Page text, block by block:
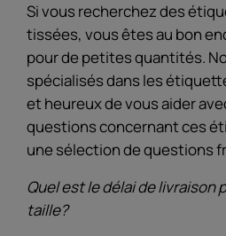
Si vous recherchez des
tissées, vous êtes au bon
pour de petites quantités.
spécialisés dans les
et heureux de vous aider
questions concernant ces
une sélection de questions
Quel est le délai de livraison
taille?